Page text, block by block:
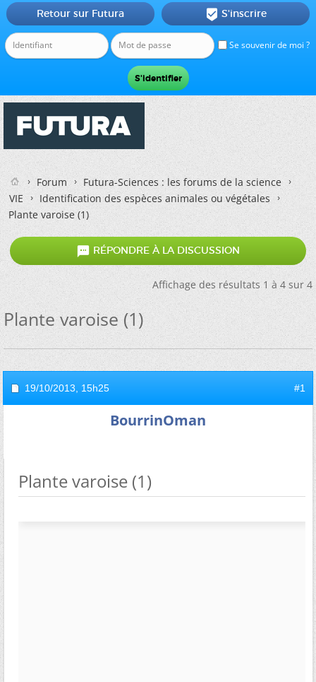
Se souvenir de moi ?
Retour sur Futura  S'inscrire
Forum
Futura-Sciences : les forums de la science
VIE
Identification des espèces animales ou végétales
Plante varoise (1)
 RÉPONDRE À LA DISCUSSION
Affichage des résultats 1 à 4 sur 4
Plante varoise (1)
19/10/2013, 15h25 #1
BourrinOman
Plante varoise (1)